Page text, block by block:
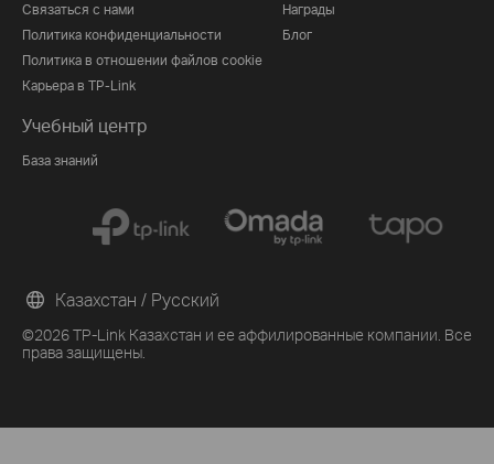
Связаться с нами
Политика конфиденциальности
Политика в отношении файлов cookie
Карьера в TP-Link
Награды
Блог
Учебный центр
База знаний
©2026 TP-Link Казахстан и ее аффилированные компании. Все
права защищены.
Казахстан / Русский